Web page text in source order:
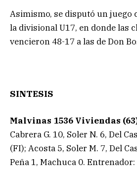
Asimismo, se disputó un juego
la divisional U17, en donde las
vencieron 48-17 a las de Don
SINTESIS
Malvinas 1536 Viviendas
Cabrera G. 10, Soler N. 6, Del
(FI); Acosta 5, Soler M. 7, Del
Peña 1, Machuca 0.